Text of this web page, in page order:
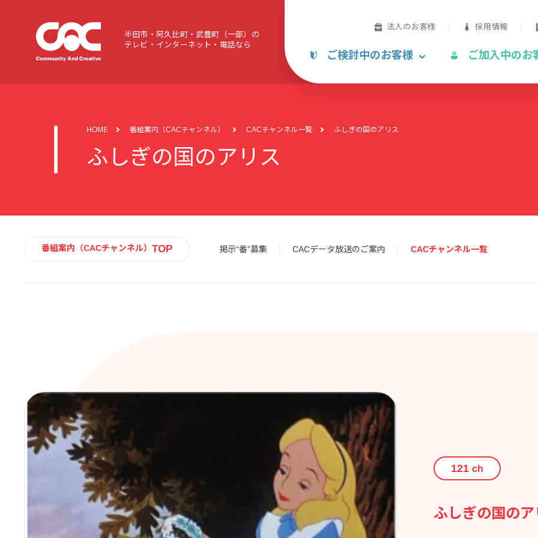
半田市・阿久比町・武豊町（一部）の
テレビ・インターネット・電話なら
法人のお客様 採用情報
ご検討中のお客様 ご加入中のお
HOME 番組案内（CACチャンネル） CACチャンネル一覧 ふしぎの国のアリス
ふしぎの国のアリス
番組案内（CACチャンネル） TOP 掲示“番”募集 CACデータ放送のご案内 CACチャンネル一覧
121 ch
ふしぎの国のア